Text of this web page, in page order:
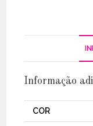
Informação
COR